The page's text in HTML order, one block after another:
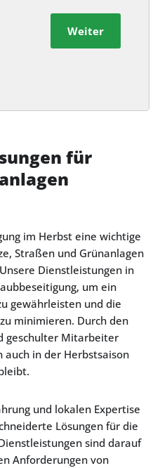
Weiter
für
im Herbst eine wichtige
Straßen und Grünanlagen
Dienstleistungen in
um ein
gewährleisten und die
minimieren. Durch den
geschulter Mitarbeiter
auch in der Herbstsaison
und lokalen Expertise
Lösungen für die
sind darauf
Anforderungen von